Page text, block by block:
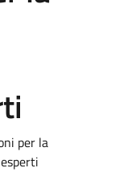
per la